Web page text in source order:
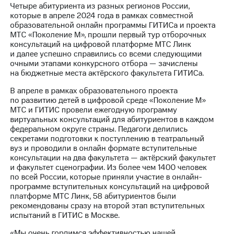
Контакты
Новости
в
регионе
и акционерам
Корпоративное
управление
Корпоративный
секретарь
Раскрытие
информации
Информация
акционерам
Документы
ПАО
"МТС"
Собрания
акционеров
Личный
кабинет
акционера
Четыре абитуриента из разных регионов России,
которые в апреле 2024 года в рамках совместной
образовательной онлайн программы ГИТИСа и проекта
МТС «Поколение М», прошли первый тур отборочных
консультаций на цифровой платформе МТС Линк
и далее успешно справились со всеми следующими
очными этапами конкурсного отбора — зачислены
на бюджетные места актёрского факультета ГИТИСа.
В апреле в рамках образовательного проекта
по развитию детей в цифровой среде «Поколение М»
МТС и ГИТИС провели ежегодную программу
виртуальных консультаций для абитуриентов в каждом
федеральном округе страны. Педагоги делились
секретами подготовки к поступлению в театральный
вуз и проводили в онлайн формате вступительные
консультации на два факультета — актёрский факультет
и факультет сценографии. Из более чем 1400 человек
по всей России, которые приняли участие в онлайн-
программе вступительных консультаций на цифровой
платформе МТС Линк, 58 абитуриентов были
рекомендованы сразу на второй этап вступительных
испытаний в ГИТИС в Москве.